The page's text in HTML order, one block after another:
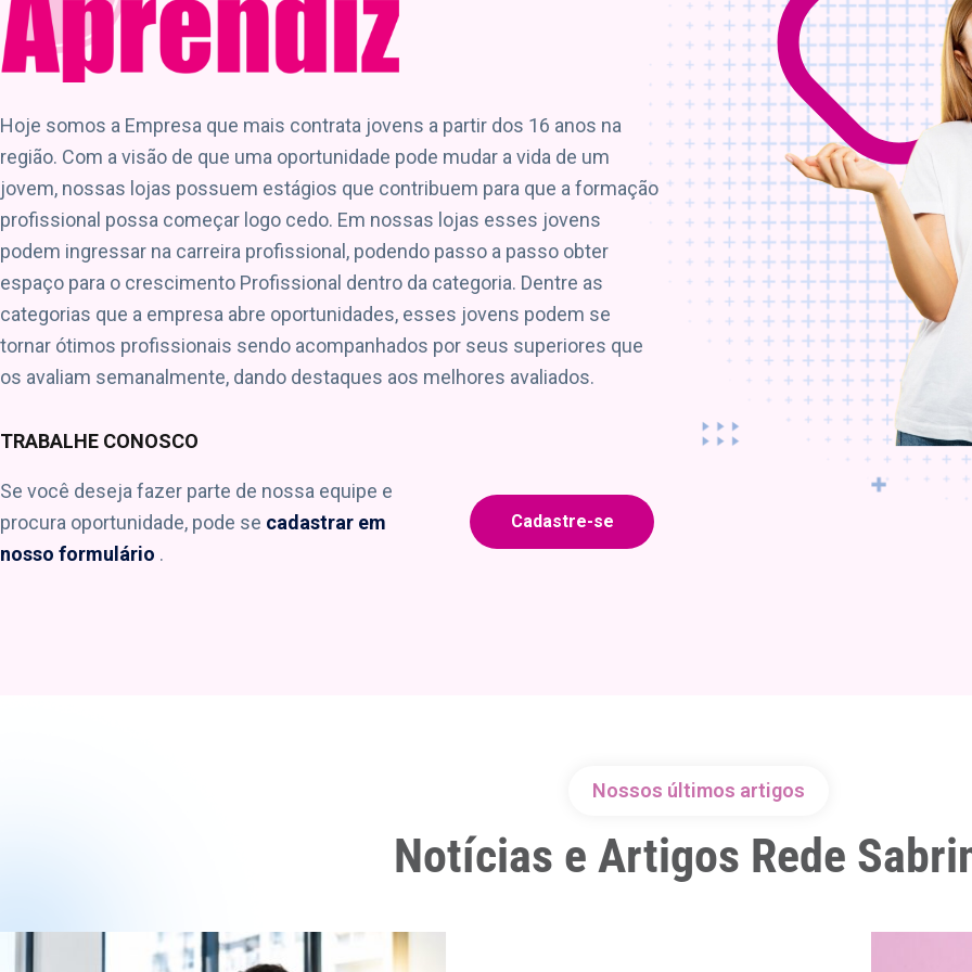
Hoje somos a Empresa que mais contrata jovens a partir dos 16 anos na
região. Com a visão de que uma oportunidade pode mudar a vida de um
jovem, nossas lojas possuem estágios que contribuem para que a formação
profissional possa começar logo cedo. Em nossas lojas esses jovens
podem ingressar na carreira profissional, podendo passo a passo obter
espaço para o crescimento Profissional dentro da categoria. Dentre as
categorias que a empresa abre oportunidades, esses jovens podem se
tornar ótimos profissionais sendo acompanhados por seus superiores que
os avaliam semanalmente, dando destaques aos melhores avaliados.
TRABALHE CONOSCO
Se você deseja fazer parte de nossa equipe e
procura oportunidade, pode se cadastrar em
nosso formulário .
Cadastre-se
Nossos últimos artigos
Notícias e Artigos Rede